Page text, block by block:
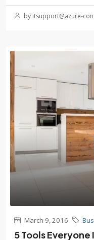
by itsupport@azure-
March 9, 2016
5 Tools Everyone